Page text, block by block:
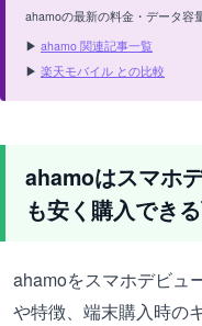
ahamoの最新の料金・データ容
▶ ahamo 関連記事一覧
▶ 楽天モバイル との比較
ahamoはスマホ
も安く購入でき
ahamoをスマホデビュ
や特徴、端末購入時の